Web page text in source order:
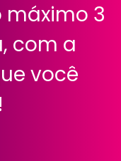
3
com a
você